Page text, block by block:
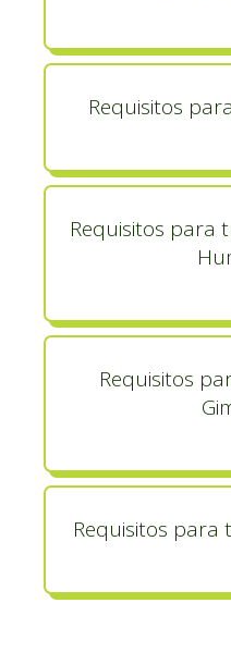
Requisitos
Requisitos para
Requisitos
Requisitos